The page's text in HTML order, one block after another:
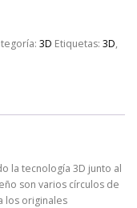
3D Etiquetas: 3D,
la tecnología 3D junto al
son varios círculos de
los originales